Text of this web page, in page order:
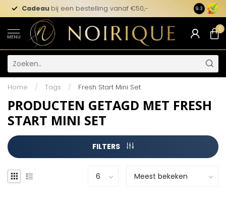
Cadeau bij een bestelling vanaf €50,- 9.3
MENU
0
Home / Tags / Fresh Start Mini Set
PRODUCTEN GETAGD MET FRESH
START MINI SET
FILTERS